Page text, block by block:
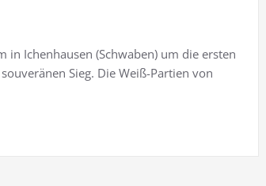
in Ichenhausen (Schwaben) um die ersten
Sieg. Die Weiß-Partien von